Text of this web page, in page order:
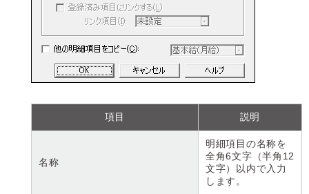
項目 説明
名称
明細項目の名称を
全角6文字（半角12
文字）以内で入力
します。